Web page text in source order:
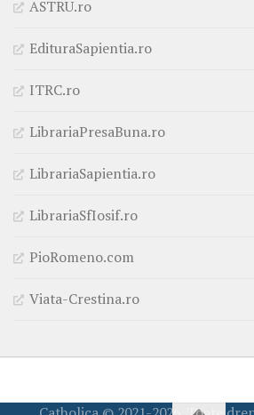
ASTRU.ro
EdituraSapientia.ro
ITRC.ro
LibrariaPresaBuna.ro
LibrariaSapientia.ro
LibrariaSfIosif.ro
PioRomeno.com
Viata-Crestina.ro